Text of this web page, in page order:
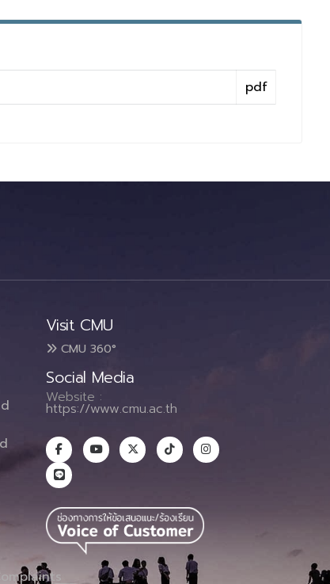
pdf
Visit CMU
CMU 360°
Social Media
Website :
https://www.cmu.ac.th